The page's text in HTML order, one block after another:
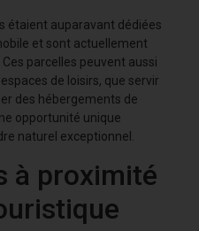
étaient auparavant dédiées
et sont actuellement
parcelles peuvent aussi
de loisirs, que servir
des hébergements de
opportunité unique
naturel exceptionnel.
à proximité